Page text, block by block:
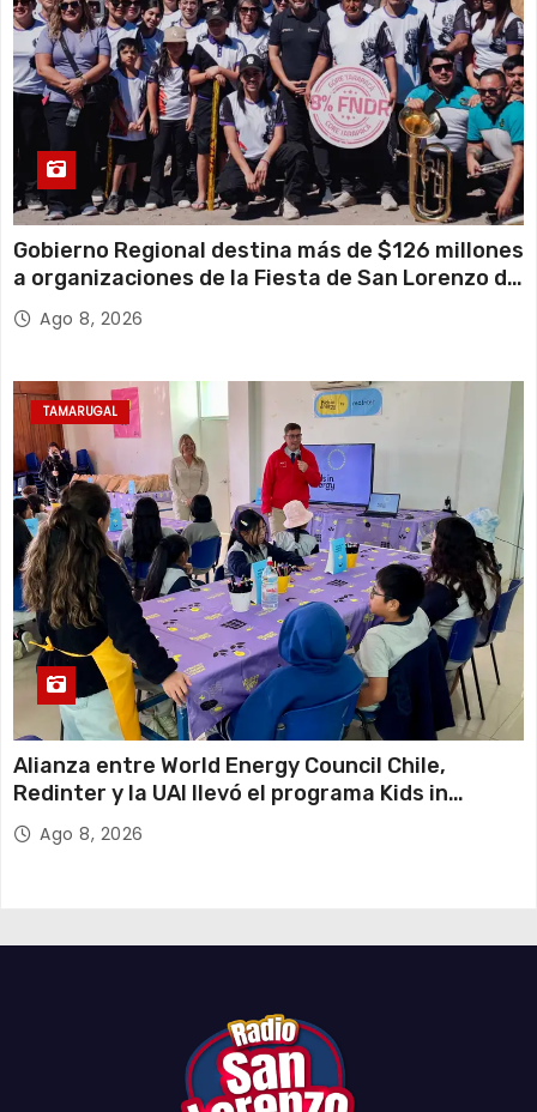
Gobierno Regional destina más de $126 millones
a organizaciones de la Fiesta de San Lorenzo de
Tarapacá
Ago 8, 2026
TAMARUGAL
Alianza entre World Energy Council Chile,
Redinter y la UAI llevó el programa Kids in
Energy a Arica y Pozo Almonte
Ago 8, 2026